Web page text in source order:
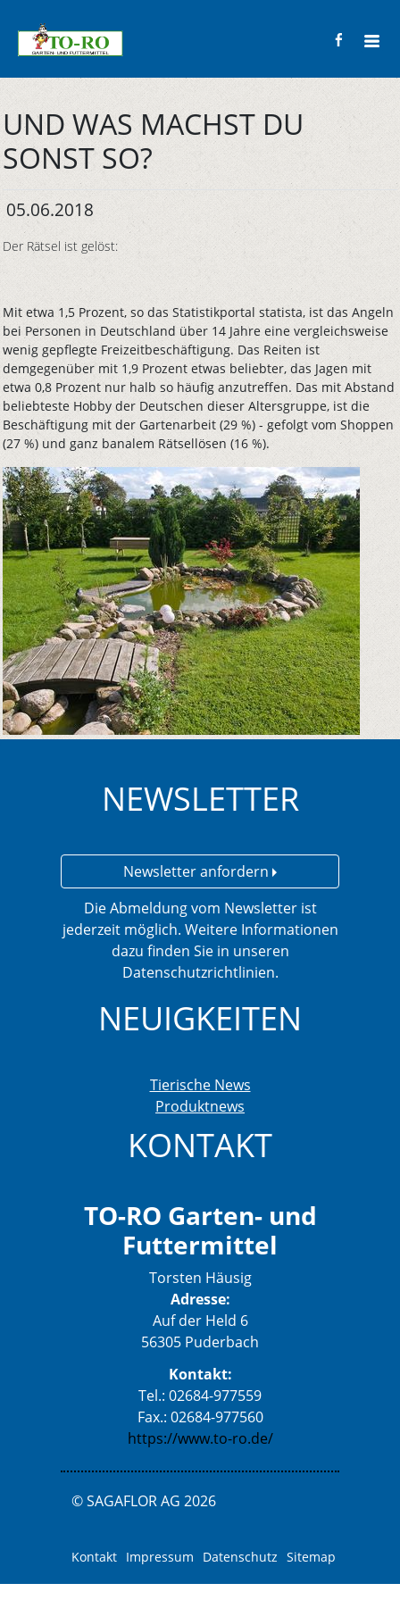
UND WAS MACHST DU
SONST SO?
05.06.2018
Der Rätsel ist gelöst:
Mit etwa 1,5 Prozent, so das Statistikportal statista, ist das Angeln
bei Personen in Deutschland über 14 Jahre eine vergleichsweise
wenig gepflegte Freizeitbeschäftigung. Das Reiten ist
demgegenüber mit 1,9 Prozent etwas beliebter, das Jagen mit
etwa 0,8 Prozent nur halb so häufig anzutreffen. Das mit Abstand
beliebteste Hobby der Deutschen dieser Altersgruppe, ist die
Beschäftigung mit der Gartenarbeit (29 %) - gefolgt vom Shoppen
(27 %) und ganz banalem Rätsellösen (16 %).
NEWSLETTER
Newsletter anfordern
Die Abmeldung vom Newsletter ist
jederzeit möglich. Weitere Informationen
dazu finden Sie in unseren
Datenschutzrichtlinien.
NEUIGKEITEN
Tierische News
Produktnews
KONTAKT
TO-RO Garten- und
Futtermittel
Torsten Häusig
Adresse:
Auf der Held 6
56305 Puderbach
Kontakt:
Tel.: 02684-977559
Fax.: 02684-977560
https://www.to-ro.de/
© SAGAFLOR AG 2026
Kontakt Impressum Datenschutz Sitemap